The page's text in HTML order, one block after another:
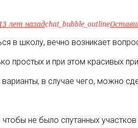
лет назадchat_bubble_outline
в школу, вечно возникает
простых и при этом красивых
варианты, в случае чего, можно
не было спутанных участков